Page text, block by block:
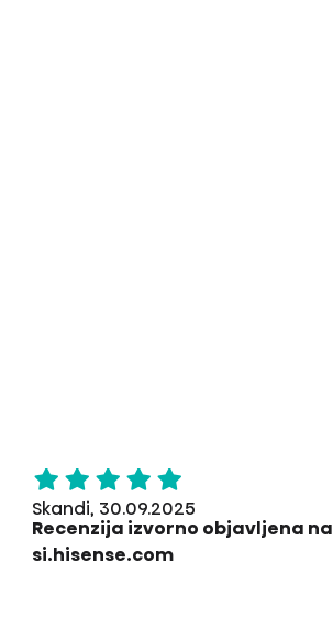
Skandi, 30.09.2025
Recenzija izvorno objavljena na
si.hisense.com